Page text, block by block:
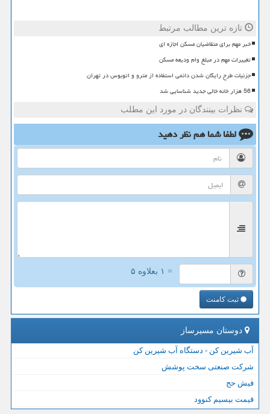
تازه ترین مطالب مرتبط
خبر مهم برای متقاضیان مسکن اجازه ای
تغییرات مهم در مبلغ وام ودیعه مسکن
جزئیات طرح رایگان شدن دائمی استفاده از مترو و اتوبوس در تهران
56 هزار خانه خالی جدید شناسایی شد
نظرات بینندگان در مورد این مطلب
لطفا شما همنظر دهید
= ۱ بعلاوه ۵
ثبت کامنت
دوستان مسیرساز
آب شیرین کن - دستگاه آب شیرین کن
شرکت صنعتی سخت پوشش
فیش حج
قیمت بیسیم کنوود